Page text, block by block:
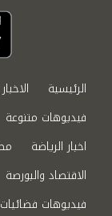
الرئيسية
فيديوهات متنوعة
اخبار الرياضة
الاقتصاد والبورصة
فيديوهات فضائيات